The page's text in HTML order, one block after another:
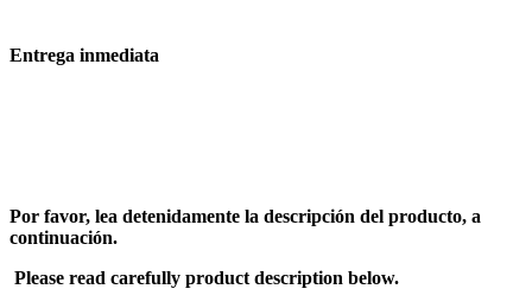
Entrega inmediata
Por favor, lea detenidamente la descripción del producto, a
continuación.
Please read carefully product description below.